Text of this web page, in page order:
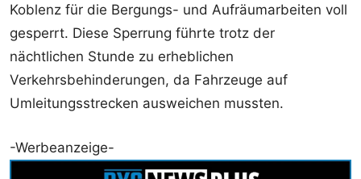
Koblenz für die Bergungs- und Aufräumarbeiten voll
gesperrt. Diese Sperrung führte trotz der
nächtlichen Stunde zu erheblichen
Verkehrsbehinderungen, da Fahrzeuge auf
Umleitungsstrecken ausweichen mussten.
-Werbeanzeige-